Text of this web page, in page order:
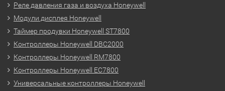
Реле давления газа и воздуха Honeywell
Модули дисплея Honeywell
Таймер продувки Honeywell ST7800
Контроллеры Honeywell DBC2000
Контроллеры Honeywell RM7800
Контроллеры Honeywell EC7800
Универсальные контроллеры Honeywell